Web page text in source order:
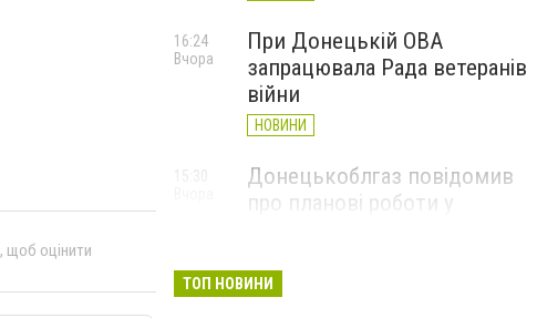
, щоб оцінити
При Донецькій ОВА
запрацювала Рада ветеранів
війни
НОВИНИ
16:24
Вчора
Донецькоблгаз повідомив
про планові роботи у
НОВИНИ
15:30
ТОП НОВИНИ